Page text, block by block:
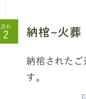
流れ 納棺~火葬
納棺された
す。